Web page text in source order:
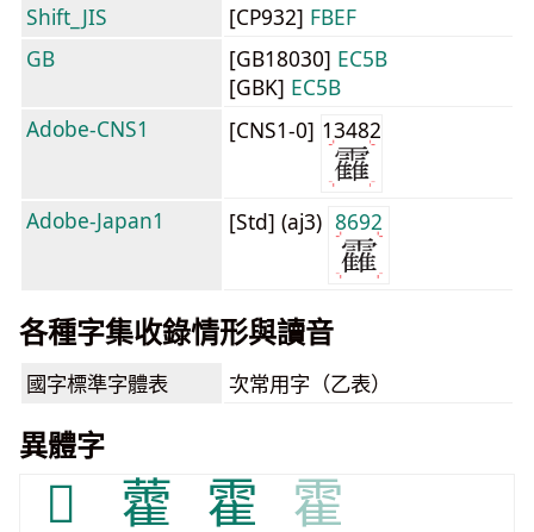
Shift_JIS
[CP932] FBEF
GB
[GB18030] EC5B
[GBK] EC5B
Adobe-CNS1
[CNS1-0] 13482
Adobe-Japan1 [Std] (aj3) 8692
各種字集收錄情形與讀音
國字標準字體表 次常用字（乙表）
異體字
𱁫 藿 霍 霍